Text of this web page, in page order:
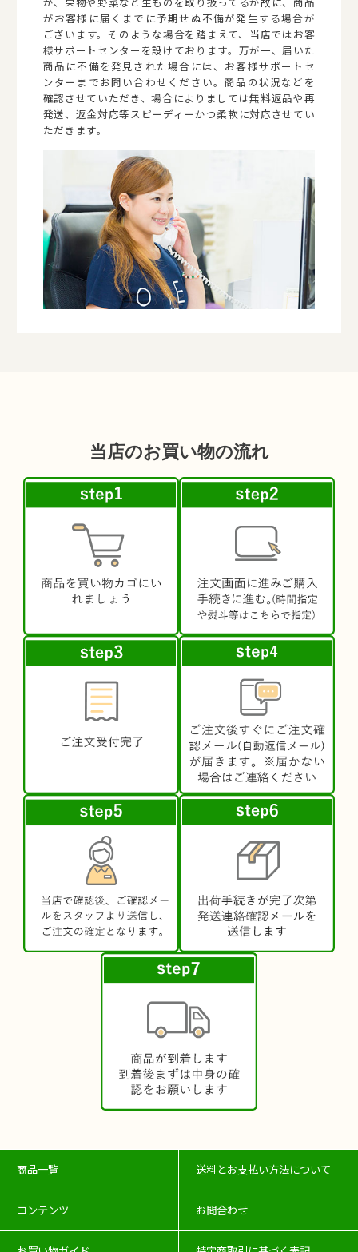
がお客様に届くまでに予期せぬ不備が発生する場合が
ございます。そのような場合を踏まえて、当店ではお客
様サポートセンターを設けております。万が一、届いた
商品に不備を発見された場合には、お客様サポートセ
ンターまでお問い合わせください。商品の状況などを
確認させていただき、場合によりましては無料返品や再
発送、返金対応等スピーディーかつ柔軟に対応させてい
ただきます。
当店のお買い物の流れ
商品一覧
コンテンツ
送料とお支払い方法について
お問合わせ